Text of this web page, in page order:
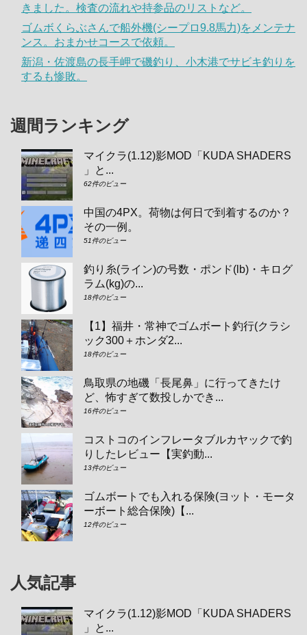
きました。検査の流れや持参品のリストなど。
ゴムボくらぶさんで船外機(シープロ9.8馬力)をメンテナ
ンス。おまかせコースで依頼。
新潟・佐渡島の長手岬で磯釣り、小木港でサビキ釣りを
するも惨敗。
週間ランキング
マイクラ(1.12)影MOD「KUDA SHADERS
」と...
62件のビュー
中国の4PX。荷物は何日で到着するのか？
その一例。
51件のビュー
釣り糸(ライン)の号数・ポンド(lb)・キログ
ラム(kg)の...
18件のビュー
【1】福井・常神でゴムボート釣行(クラシ
ック300＋ホンダ2...
18件のビュー
鳥取県の地磯「長尾鼻」に行ってきたけ
ど、怖すぎて数投しかでき...
16件のビュー
コストコのインフレータブルカヤックで釣
りしたレビュー【実釣動...
13件のビュー
ゴムボートでも入れる保険(ヨット・モータ
ーボート総合保険)【...
12件のビュー
人気記事
マイクラ(1.12)影MOD「KUDA SHADERS
」と...